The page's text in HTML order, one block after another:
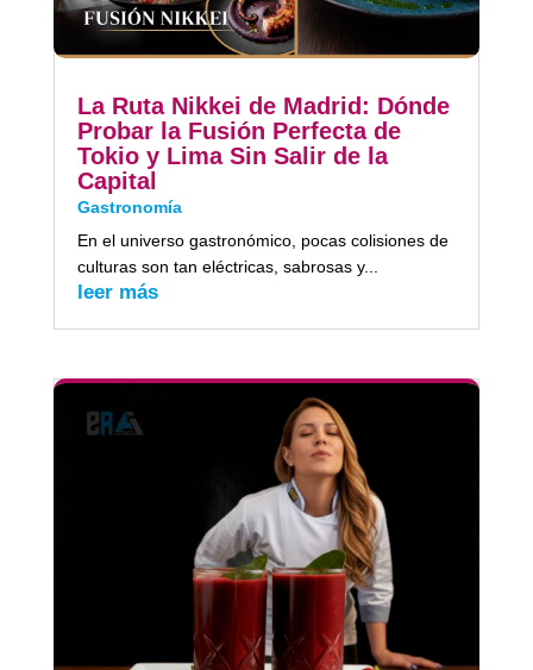
La Ruta Nikkei de Madrid: Dónde
Probar la Fusión Perfecta de
Tokio y Lima Sin Salir de la
Capital
Gastronomía
En el universo gastronómico, pocas colisiones de
culturas son tan eléctricas, sabrosas y...
leer más